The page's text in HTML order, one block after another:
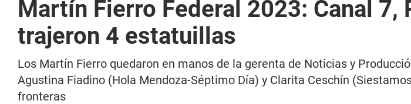
Martín Fierro Federal 2023: Canal 7,
trajeron 4 estatuillas
Los Martín Fierro quedaron en manos de la gerenta de Noticias y
Agustina Fiadino (Hola Mendoza-Séptimo Día) y Clarita Ceschín
fronteras